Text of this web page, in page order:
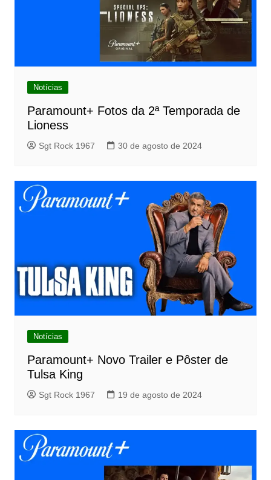
Notícias
Paramount+ Fotos da 2ª Temporada de
Lioness
Sgt Rock 1967 30 de agosto de 2024
Notícias
Paramount+ Novo Trailer e Pôster de
Tulsa King
Sgt Rock 1967 19 de agosto de 2024